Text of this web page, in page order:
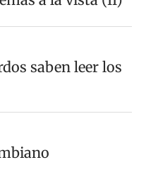
saben leer los